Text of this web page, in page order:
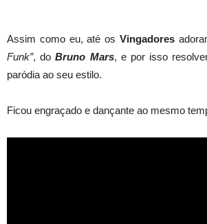
Assim como eu, até os Vingadores
Funk”, doBruno Mars, e por isso
paródia ao seu estilo.
Ficou engraçado e dançante ao mesmo